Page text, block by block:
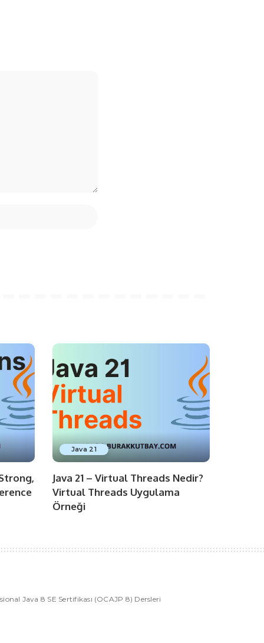
Java 21
Java 21 – Virtual Threads Nedir?
Virtual Threads Uygulama
Örneği
Java 8 SE Sertifikası (OCAJP 8) Dersleri